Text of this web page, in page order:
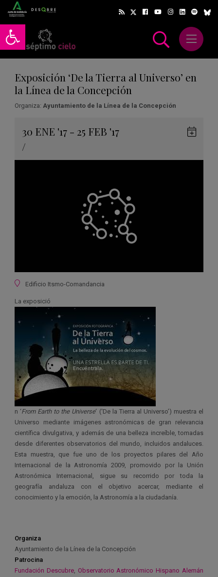
Abrir barra de herramientas
Abrir
Exposición ‘De la Tierra al Universo’ en
la Línea de la Concepción
Organiza: Ayuntamiento de la Línea de la Concepción
30 ENE '17 - 25 FEB '17
/
Ubicación
Edificio Itsmo-Comandancia
La exposició
n ‘From Earth to the Universe‘ (‘De la Tierra al Universo’) muestra el
Universo mediante imágenes astronómicas de gran relevancia
científica divulgativa, y además de una belleza increíble, tomadas
desde diferentes observatorios del mundo, incluidos andaluces.
Esta muestra, que fue uno de los proyectos pilares del Año
Internacional de la Astronomía 2009, promovido por la Unión
Astronómica Internacional, sigue su recorrido por toda la
geografía andaluza con el objetivo acercar, mediante el
conocimiento y la emoción, la Astronomía a la ciudadanía.
Organiza
Ayuntamiento de la Línea de la Concepción
Patrocina
Fundación Descubre, Observatorio Astronómico Hispano Alemán